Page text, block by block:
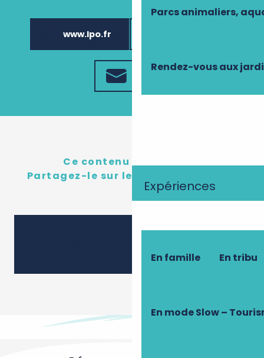
Parcs animaliers,
Rendez-vous aux
Expériences
En famille En tribu
En mode Slow –
www.lpo.fr
Ce contenu vous a plu ?
Partagez-le sur les réseau sociaux !